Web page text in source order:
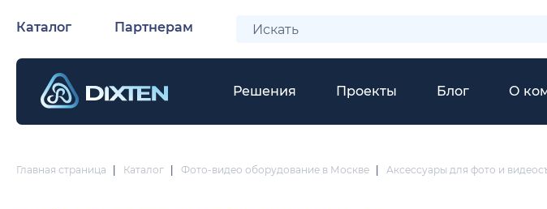
Каталог Партнерам
Решения Проекты Блог О
Главная страница Каталог Фото-видео оборудование в Москве Аксессуары для фото и